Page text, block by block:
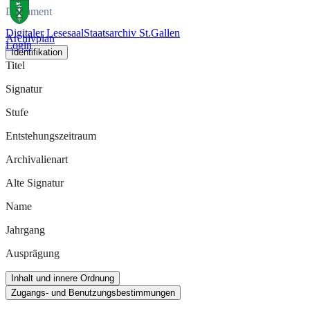
Digitaler LesesaalStaatsarchiv St.Gallen
Login
Dokument
Archivplan
Identifikation
Titel
Signatur
Stufe
Entstehungszeitraum
Archivalienart
Alte Signatur
Name
Jahrgang
Ausprägung
Inhalt und innere Ordnung
Zugangs- und Benutzungsbestimmungen